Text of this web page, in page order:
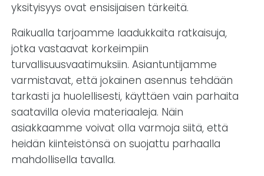
yksityisyys ovat ensisijaisen tärkeitä.
Raikualla tarjoamme laadukkaita ratkaisuja,
jotka vastaavat korkeimpiin
turvallisuusvaatimuksiin. Asiantuntijamme
varmistavat, että jokainen asennus tehdään
tarkasti ja huolellisesti, käyttäen vain parhaita
saatavilla olevia materiaaleja. Näin
asiakkaamme voivat olla varmoja siitä, että
heidän kiinteistönsä on suojattu parhaalla
mahdollisella tavalla.